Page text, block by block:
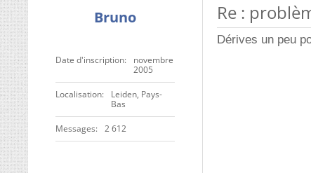
Bruno
Date d'inscription
novembre
2005
Localisation
Leiden, Pays-
Bas
Messages 2 612
Re :
Dérives un peu